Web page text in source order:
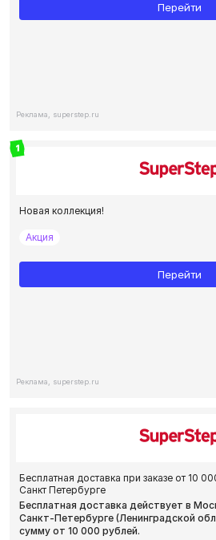
Перейти
Реклама, superstep.ru
1
Новая коллекция!
Акция
Перейти
Реклама, superstep.ru
Бесплатная доставка при заказе от 10
Санкт Петербурге
Бесплатная доставка действует в
Санкт-Петербурге (Ленинградской
сумму от 10 000 рублей.